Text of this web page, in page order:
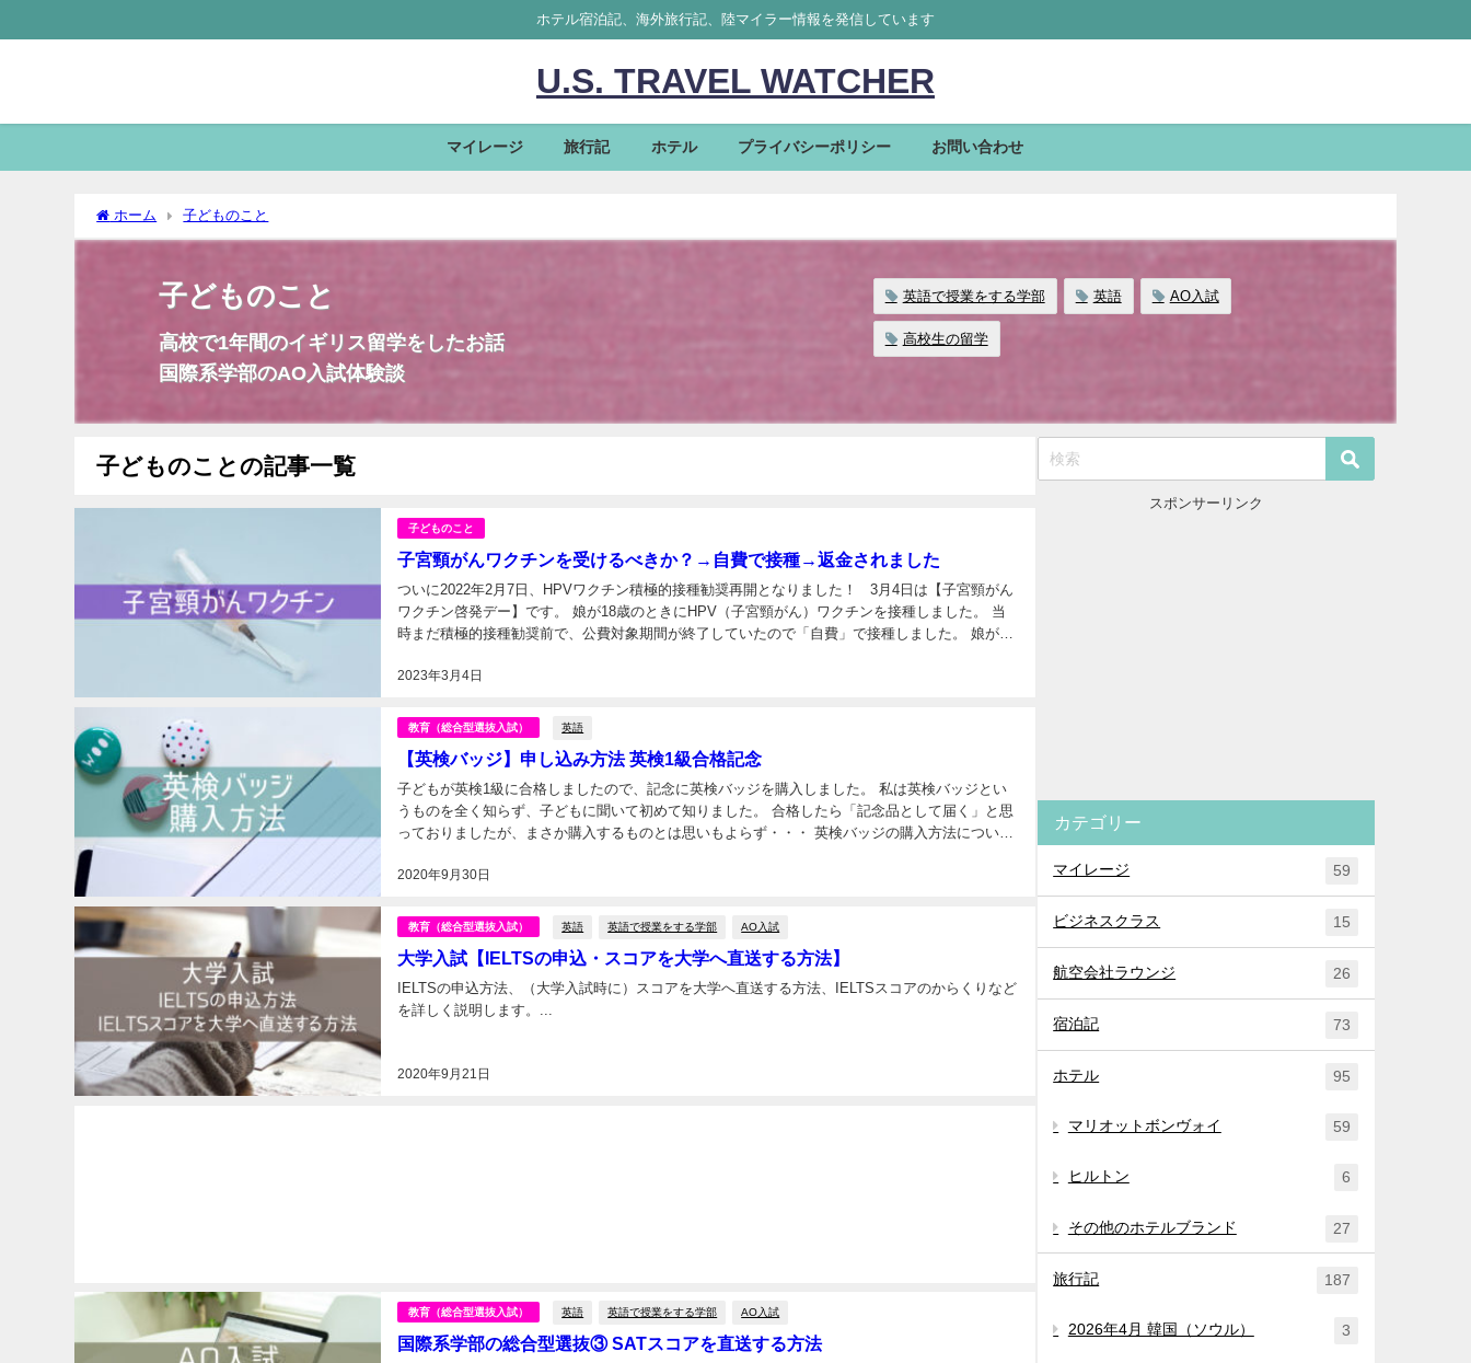
ホテル宿泊記、海外旅行記、陸マイラー情報を発信しています
U.S. TRAVEL WATCHER
マイレージ 旅行記 ホテル プライバシーポリシー お問い合わせ
ホーム 子どものこと
子どものこと
高校で1年間のイギリス留学をしたお話
国際系学部のAO入試体験談
英語で授業をする学部 英語 AO入試
高校生の留学
子どものことの記事一覧
子どものこと
子宮頸がんワクチンを受けるべきか？→自費で接種→返金されました
2023年3月4日
ついに2022年2月7日、HPVワクチン積極的接種勧奨再開となりました！ 3月4日は【子宮頸がん
ワクチン啓発デー】です。 娘が18歳のときにHPV（子宮頸がん）ワクチンを接種しました。 当
時まだ積極的接種勧奨前で、公費対象期間が終了していたので「自費」で接種しました。 娘が
教育（総合型選抜入試） 英語
【英検バッジ】申し込み方法 英検1級合格記念
2020年9月30日
子どもが英検1級に合格しましたので、記念に英検バッジを購入しました。 私は英検バッジとい
うものを全く知らず、子どもに聞いて初めて知りました。 合格したら「記念品として届く」と思
っておりましたが、まさか購入するものとは思いもよらず・・・ 英検バッジの購入方法について
教育（総合型選抜入試） 英語 英語で授業をする学部 AO入試
大学入試【IELTSの申込・スコアを大学へ直送する方法】
2020年9月21日
IELTSの申込方法、（大学入試時に）スコアを大学へ直送する方法、IELTSスコアのからくりなど
を詳しく説明します。...
教育（総合型選抜入試） 英語 英語で授業をする学部 AO入試
国際系学部の総合型選抜③ SATスコアを直送する方法
スポンサーリンク
カテゴリー
マイレージ 59
ビジネスクラス 15
航空会社ラウンジ 26
宿泊記 73
ホテル 95
マリオットボンヴォイ 59
ヒルトン 6
その他のホテルブランド 27
旅行記 187
2026年4月 韓国（ソウル） 3